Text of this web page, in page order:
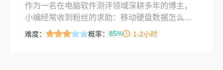
作为一名在电脑软件测评领域深耕多年的博主，
小编经常收到粉丝的求助：移动硬盘数据怎么恢
复？尤其是在职场办公或自媒体拍摄中，一张珍
难度： 概率： 85% 1-2小时